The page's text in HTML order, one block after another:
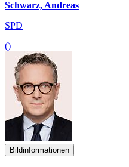
Schwarz, Andreas
SPD
()
Bildinformationen